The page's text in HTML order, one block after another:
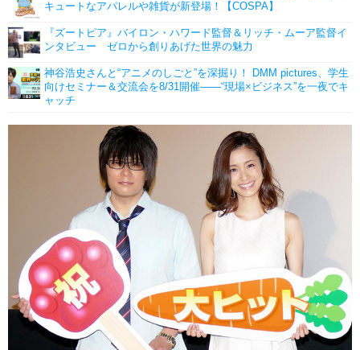
キュートなアパレルや雑貨が新登場！【COSPA】
『ズートピア』バイロン・ハワード監督＆リッチ・ムーア監督イ
ンタビュー ゼロから創りあげた世界の魅力
神谷浩史さんと“アニメのしごと”を深掘り！ DMM pictures、学生
向けセミナー＆交流会を8/31開催――“現場×ビジネス”を一夜でキ
ャッチ